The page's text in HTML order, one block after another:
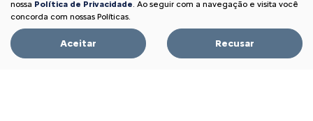
Citroën Assistance XL
Recall
Seminovos
nossa Política de Privacidade. Ao seguir com a navegação e visita você
concorda com nossas Políticas.
Aceitar Recusar